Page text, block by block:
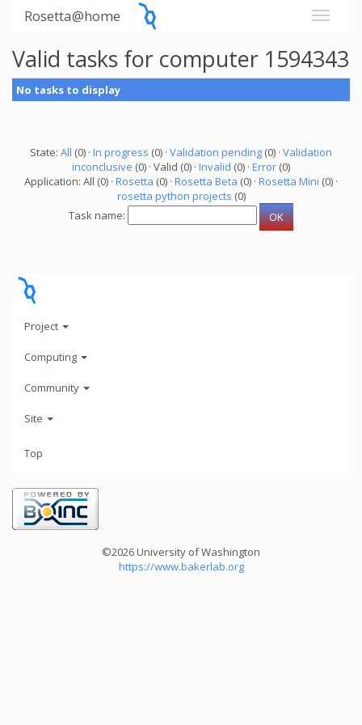
Rosetta@home
Valid tasks for computer 1594343
No tasks to display
State: All (0) · In progress (0) · Validation pending (0) · Validation
inconclusive (0) · Valid (0) · Invalid (0) · Error (0)
Application: All (0) · Rosetta (0) · Rosetta Beta (0) · Rosetta Mini (0) ·
rosetta python projects (0)
Task name:
Project
Computing
Community
Site
Top
©2026 University of Washington
https://www.bakerlab.org